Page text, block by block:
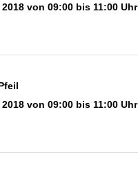
von 09:00 bis 11:00 Uhr
von 09:00 bis 11:00 Uhr